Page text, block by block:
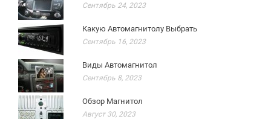
Сентябрь 24, 2023
Какую Автомагнитолу Выбрать
Сентябрь 16, 2023
Виды Автомагнитол
Сентябрь 8, 2023
Обзор Магнитол
Август 30, 2023